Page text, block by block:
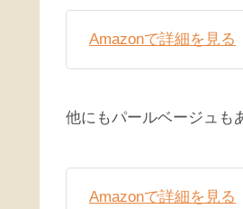
Amazonで詳細を見る
他にもパールベージュも
Amazonで詳細を見る